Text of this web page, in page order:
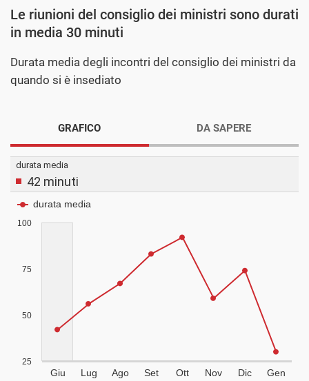
Le riunioni del consiglio dei ministri sono durati
in media 30 minuti
Durata media degli incontri del consiglio dei ministri da
quando si è insediato
GRAFICO DA SAPERE